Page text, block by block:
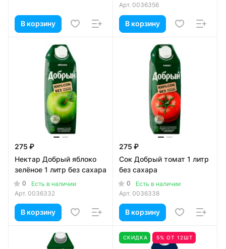
В корзину
Арт. 0036356
В корзину
275 ₽
Нектар Добрый яблоко
зелёное 1 литр без сахара
0
Есть в наличии
Арт. 0036332
В корзину
275 ₽
Сок Добрый томат 1 литр
без сахара
0
Есть в наличии
Арт. 0036338
В корзину
СКИДКА 5% ОТ 12ШТ